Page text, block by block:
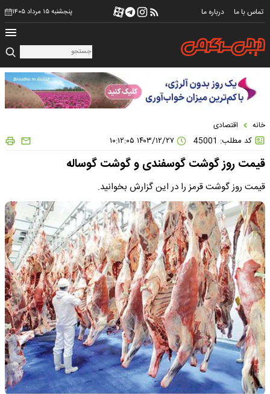
تماس با ما درباره ما پنجشنبه ۱۵ مرداد ۱۴۰۵
خانه اقتصادی
کد مطلب: 45001
قیمت روز گوشت گوسفندی و گوشت گوساله
قیمت روز گوشت قرمز را در این گزارش بخوانید.